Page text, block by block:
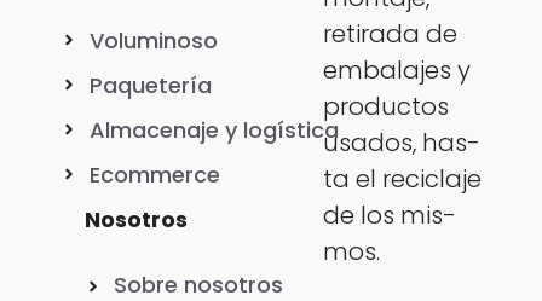
reti­ra­da de
embal­a­jes y
pro­duc­tos
usa­dos, has­
ta el reci­cla­je
de los mis­
mos.
Voluminoso
Paquetería
Almacenaje y logística
Ecommerce
Nosotros
Sobre nosotros